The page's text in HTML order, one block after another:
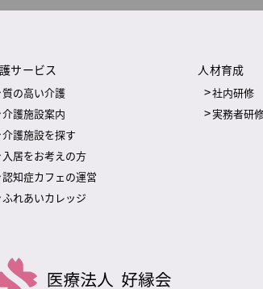
サービス
質の高い介護
介護施設案内
介護施設を探す
入居をお考えの方
認知症カフェの運営
ふれあいカレッジ
人材育成
社内研修
実務者研